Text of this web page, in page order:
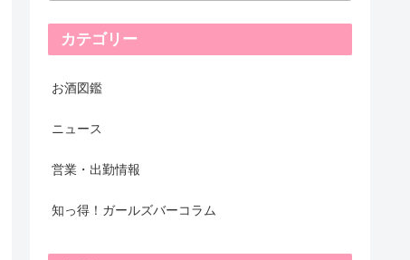
カテゴリー
お酒図鑑
ニュース
営業・出勤情報
知っ得！ガールズバーコラム